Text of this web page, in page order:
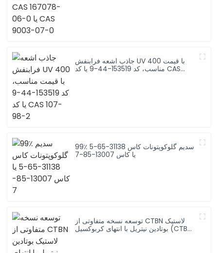
جاذب اشعه فرابنفش UV 400 با قیمت
مناسب، کد 153519-44-9 یا کد CAS
99٪ سدیم گلوکوپتونات کاس 31138-65-5
یا کاس 13007-85-7
توسعه نسخه متفاوتی از CTBN لاستیک
بوتادین نیتریل با انتهای کربوکسیل (CTBN)